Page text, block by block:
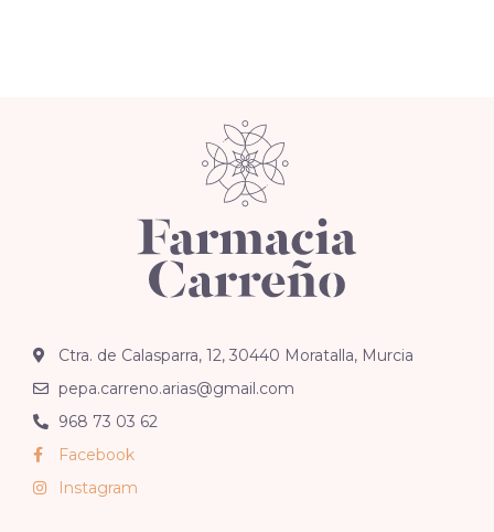
Ctra. de Calasparra, 12, 30440 Moratalla, Murcia
pepa.carreno.arias@gmail.com
968 73 03 62
Facebook
Instagram